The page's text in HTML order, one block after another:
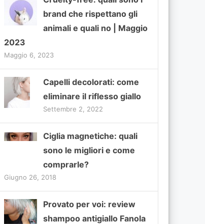
brand che rispettano gli
animali e quali no | Maggio
2023
Maggio 6, 2023
Capelli decolorati: come
eliminare il riflesso giallo
Settembre 2, 2022
Ciglia magnetiche: quali
sono le migliori e come
comprarle?
Giugno 26, 2018
Provato per voi: review
shampoo antigiallo Fanola